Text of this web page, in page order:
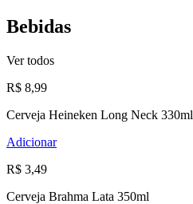
Bebidas
Ver todos
R$ 8,99
Cerveja Heineken Long Neck 330ml
Adicionar
R$ 3,49
Cerveja Brahma Lata 350ml